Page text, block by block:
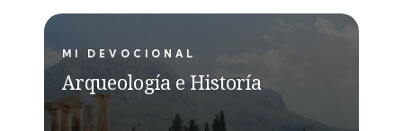
MI DEVOCIONAL
Arqueología e Historía